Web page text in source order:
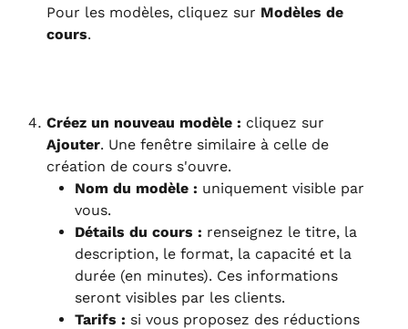
Pour les modèles, cliquez sur Modèles de
cours.
Créez un nouveau modèle : cliquez sur
Ajouter. Une fenêtre similaire à celle de
création de cours s'ouvre.
Nom du modèle : uniquement visible par
vous.
Détails du cours : renseignez le titre, la
description, le format, la capacité et la
durée (en minutes). Ces informations
seront visibles par les clients.
Tarifs : si vous proposez des réductions